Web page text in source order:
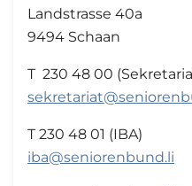
Landstrasse 40a
9494 Schaan
T 230 48 00
T 230 48 01 (IBA)
iba@seniorenbund.li